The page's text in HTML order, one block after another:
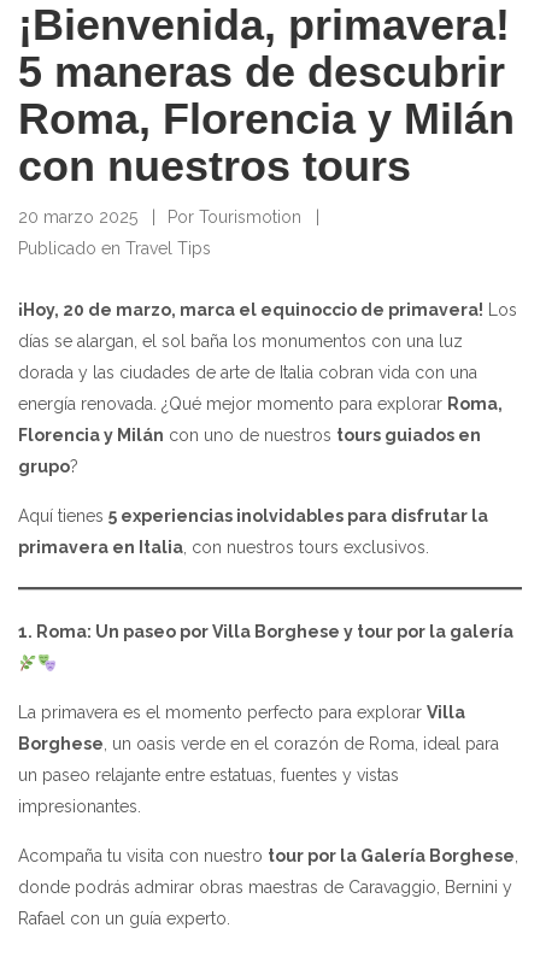
¡Bienvenida, primavera!
5 maneras de descubrir
Roma, Florencia y Milán
con nuestros tours
20 marzo 2025 Por Tourismotion
Publicado en Travel Tips
¡Hoy, 20 de marzo, marca el equinoccio de primavera! Los
días se alargan, el sol baña los monumentos con una luz
dorada y las ciudades de arte de Italia cobran vida con una
energía renovada. ¿Qué mejor momento para explorar Roma,
Florencia y Milán con uno de nuestros tours guiados en
grupo?
Aquí tienes 5 experiencias inolvidables para disfrutar la
primavera en Italia , con nuestros tours exclusivos.
1. Roma: Un paseo por Villa Borghese y tour por la galería
La primavera es el momento perfecto para explorar Villa
Borghese , un oasis verde en el corazón de Roma, ideal para
un paseo relajante entre estatuas, fuentes y vistas
impresionantes.
Acompaña tu visita con nuestro tour por la Galería Borghese
donde podrás admirar obras maestras de Caravaggio, Bernini y
Rafael con un guía experto.